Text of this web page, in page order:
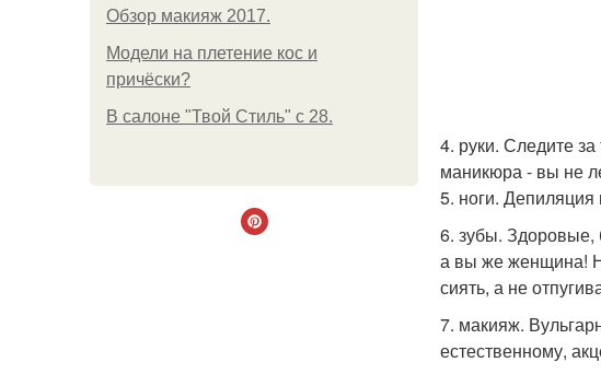
Обзор макияж 2017.
Модели на плетение кос и
причёски?
В салоне "Твой Стиль" с 28.
4. руки. Следите
маникюра - вы не
5. ноги.
6. зубы.
а вы же женщина!
сиять, а не
7. макияж.
естественному,